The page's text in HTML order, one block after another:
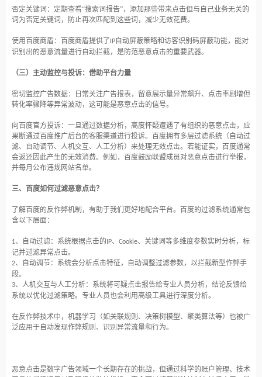
否定关键词：定期查看“搜索词报告”，添加那些带来点击但与自己业务无关的
词为否定关键词，防止再次匹配到这些词，减少无效花费。
使用百度商盾：百度商盾提供了 IP 自动屏蔽策略和访客识别码屏蔽功能，能对
识别出的恶意流量进行自动拦截，是防范恶意点击的重要武器。
（三）主动监控与投诉：借助平台力量
密切监控广告数据：日常关注广告报表，留意展示量异常飙升、点击率剧增但
转化率骤降等异常波动，这可能是恶意点击的信号。
向百度官方投诉：一旦通过数据分析，高度怀疑遭遇了有组织的恶意点击，应
果断通过百度推广后台的客服渠道进行投诉。百度拥有多层过滤系统（自动过
滤、自动调节、人机交互、人工分析）来处理无效点击。若能证实，百度通常
会返还因此产生的无效消费。例如，百度鼓励联盟成员对恶意点击进行举报，
并每月公布违规网站名单。
三、百度如何过滤恶意点击？
了解百度的反作弊机制，有助于我们更好地配合平台。百度的过滤系统通常包
含以下层面：
1、自动过滤：系统根据点击的 IP、 Cookie、关键词等多维度参数实时分析，标
记并过滤异常点击。
2、自动调节：系统会分析点击特征，自动调整过滤参数，以拦截新型作弊手
段。
3、人机交互与人工分析：系统将可疑点击报告给专业人员分析，结论反馈给
系统以优化过滤策略。专业人员也会利用高级工具进行深度分析。
在反作弊技术中，机器学习（如关联规则、决策树模型、聚类算法等）也被广
泛应用于自动发现作弊规则、识别异常流量和行为。
恶意点击是数字广告领域一个长期存在的挑战，但通过科学的账户管理、技术